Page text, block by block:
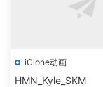
iClone动画
HMN_Kyle_SKM